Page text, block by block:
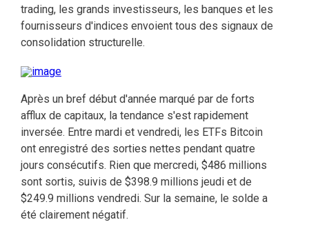
trading, les grands investisseurs, les banques et les
fournisseurs d'indices envoient tous des signaux de
consolidation structurelle.
Après un bref début d'année marqué par de forts
afflux de capitaux, la tendance s'est rapidement
inversée. Entre mardi et vendredi, les ETFs Bitcoin
ont enregistré des sorties nettes pendant quatre
jours consécutifs. Rien que mercredi, $486 millions
sont sortis, suivis de $398.9 millions jeudi et de
$249.9 millions vendredi. Sur la semaine, le solde a
été clairement négatif.